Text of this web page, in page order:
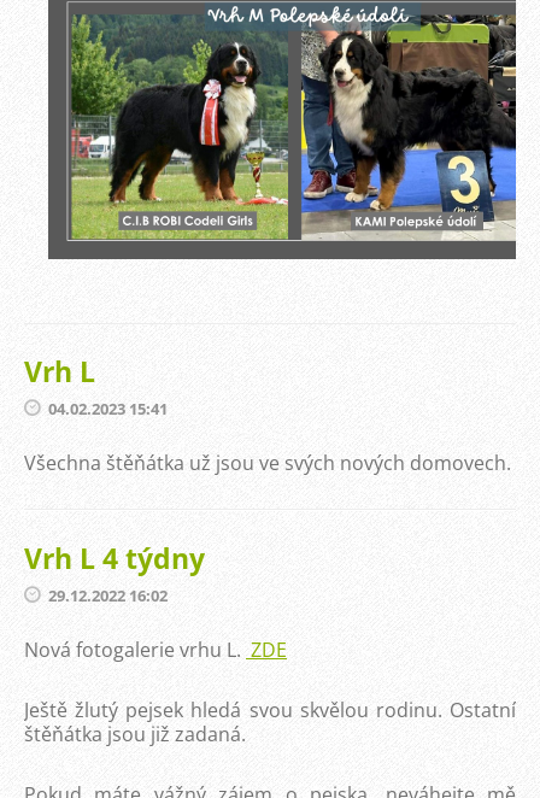
Vrh L
04.02.2023 15:41
Všechna štěňátka už jsou ve svých nových domovech.
Vrh L 4 týdny
29.12.2022 16:02
Nová fotogalerie vrhu L. ZDE
Ještě žlutý pejsek hledá svou skvělou rodinu. Ostatní
štěňátka jsou již zadaná.